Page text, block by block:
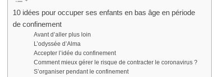
10 idées pour occuper ses enfants en bas âge en période
de confinement
Avant d’aller plus loin
L’odyssée d’Alma
Accepter l’idée du confinement
Comment mieux gérer le risque de contracter le coronavirus ?
S’organiser pendant le confinement